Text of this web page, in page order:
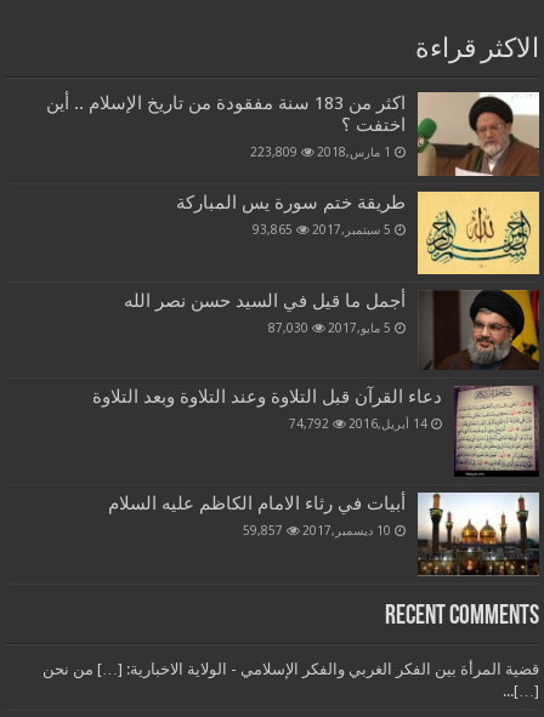
الاكثر قراءة
اكثر من 183 سنة مفقودة من تاريخ الإسلام .. أين
اختفت ؟
1 مارس,2018 223,809
طريقة ختم سورة يس المباركة
5 سبتمبر,2017 93,865
أجمل ما قيل في السيد حسن نصر الله
5 مايو,2017 87,030
دعاء القرآن قبل التلاوة وعند التلاوة وبعد التلاوة
14 أبريل,2016 74,792
أبيات في رثاء الامام الكاظم عليه السلام
10 ديسمبر,2017 59,857
Recent Comments
قضية المرأة بين الفكر الغربي والفكر الإسلامي - الولاية الاخبارية: […] من نحن
[…]...